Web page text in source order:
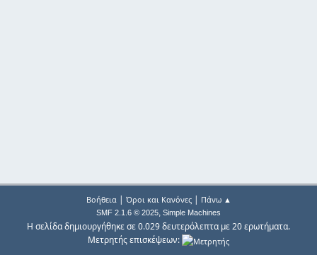
Βοήθεια| Όροι και Κανόνες| Πάνω ▲
SMF 2.1.6 © 2025, Simple Machines
Η σελίδα δημιουργήθηκε σε 0.029 δευτερόλεπτα με 20 ερωτήματα.
Μετρητής επισκέψεων: